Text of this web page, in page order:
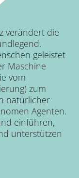
verändert die
geleistet
Maschine
vom
zum
natürlicher
Agenten.
einführen,
unterstützen